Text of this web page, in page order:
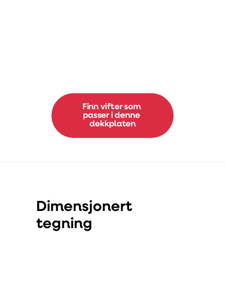
Finn vifter som
passer i denne
dekkplaten
Dimensjonert
tegning